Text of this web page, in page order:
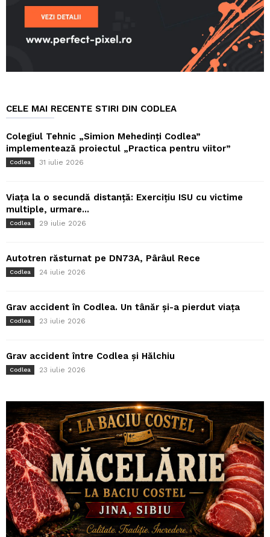
CELE MAI RECENTE STIRI DIN CODLEA
Colegiul Tehnic „Simion Mehedinți Codlea”
implementează proiectul „Practica pentru viitor”
Codlea 31 iulie 2026
Viața la o secundă distanță: Exercițiu ISU cu victime
multiple, urmare...
Codlea 29 iulie 2026
Autotren răsturnat pe DN73A, Pârâul Rece
Codlea 24 iulie 2026
Grav accident în Codlea. Un tânăr și-a pierdut viața
Codlea 23 iulie 2026
Grav accident între Codlea și Hălchiu
Codlea 23 iulie 2026